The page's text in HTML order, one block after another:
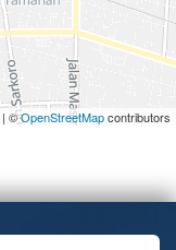
| ©OpenStreetMapcontributors